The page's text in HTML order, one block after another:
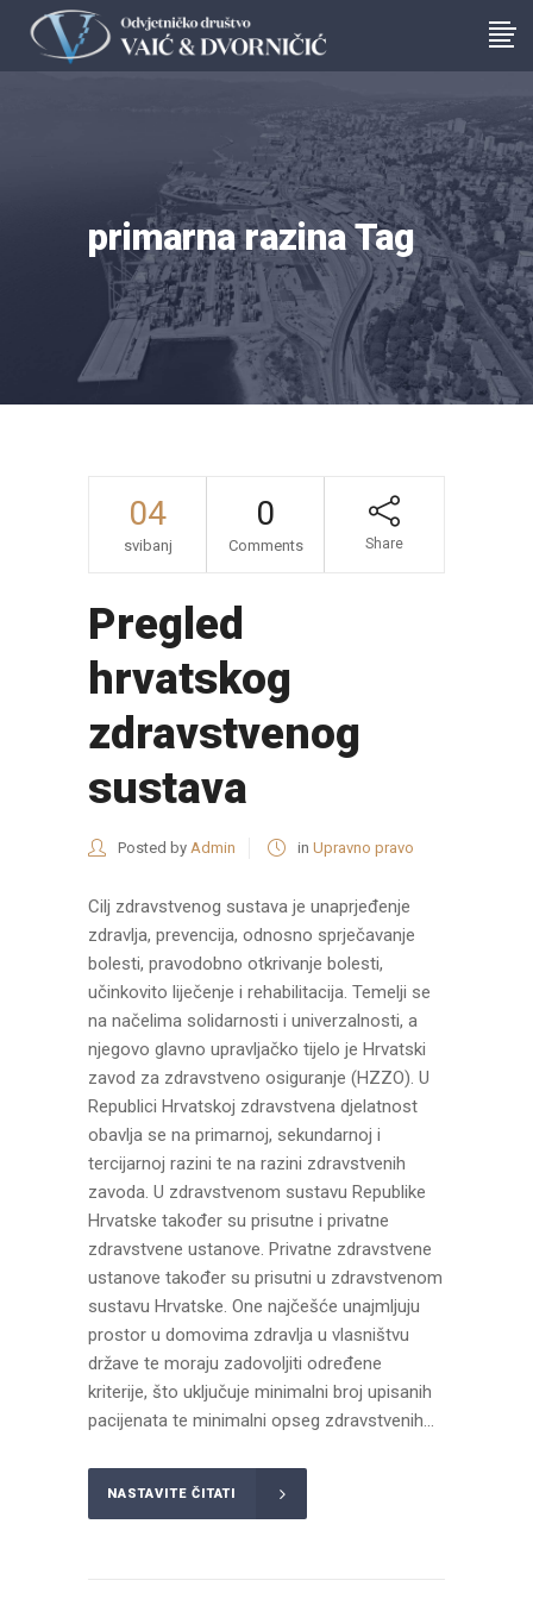
primarna razina Tag
04
svibanj
0
Comments Share
Pregled
hrvatskog
zdravstvenog
sustava
Posted by Admin in Upravno pravo
Cilj zdravstvenog sustava je unaprjeđenje
zdravlja, prevencija, odnosno sprječavanje
bolesti, pravodobno otkrivanje bolesti,
učinkovito liječenje i rehabilitacija. Temelji se
na načelima solidarnosti i univerzalnosti, a
njegovo glavno upravljačko tijelo je Hrvatski
zavod za zdravstveno osiguranje (HZZO). U
Republici Hrvatskoj zdravstvena djelatnost
obavlja se na primarnoj, sekundarnoj i
tercijarnoj razini te na razini zdravstvenih
zavoda. U zdravstvenom sustavu Republike
Hrvatske također su prisutne i privatne
zdravstvene ustanove. Privatne zdravstvene
ustanove također su prisutni u zdravstvenom
sustavu Hrvatske. One najčešće unajmljuju
prostor u domovima zdravlja u vlasništvu
države te moraju zadovoljiti određene
kriterije, što uključuje minimalni broj upisanih
pacijenata te minimalni opseg zdravstvenih...
NASTAVITE ČITATI